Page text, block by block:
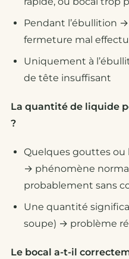
Pendant l’ébullition
fermeture mal
Uniquement à
de tête insuffisant
La quantité de liquide
?
Quelques gouttes ou
→ phénomène
probablement sans
Une quantité
soupe) → problème
Le bocal a-t-il